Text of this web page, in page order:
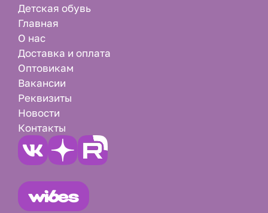
Детская обувь
Главная
О нас
Доставка и оплата
Оптовикам
Вакансии
Реквизиты
Новости
Контакты